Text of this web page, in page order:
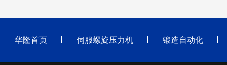
华隆首页 伺服螺旋压力机 锻造自动化